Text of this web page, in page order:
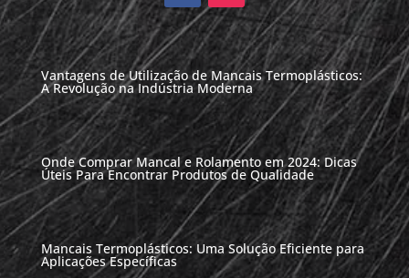
Vantagens de Utilização de Mancais Termoplásticos:
A Revolução na Indústria Moderna
Onde Comprar Mancal e Rolamento em 2024: Dicas
Úteis Para Encontrar Produtos de Qualidade
Mancais Termoplásticos: Uma Solução Eficiente para
Aplicações Específicas